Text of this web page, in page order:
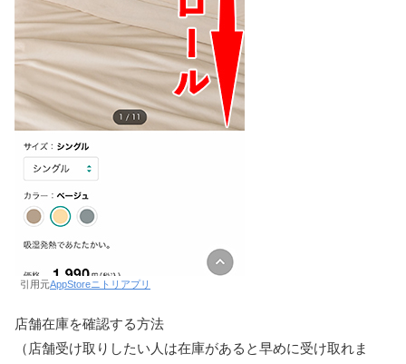
引用元AppStoreニトリアプリ
店舗在庫を確認する方法
（店舗受け取りしたい人は在庫があると早めに受け取れま